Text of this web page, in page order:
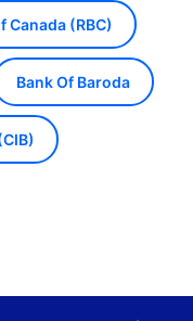
Canada (RBC)
Bank Of Baroda